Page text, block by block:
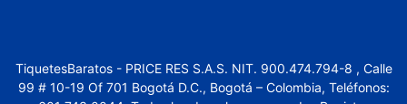
TiquetesBaratos - PRICE RES S.A.S. NIT. 900.474.794-8 , Calle
99 # 10-19 Of 701 Bogotá D.C., Bogotá – Colombia, Teléfonos: